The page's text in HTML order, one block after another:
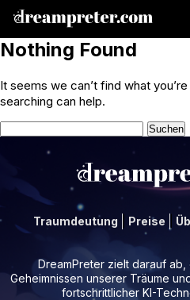
Nothing Found
It seems we can’t find what
searching can help.
Suchen
nach:
Traumdeutung Preise
DreamPreter zielt darauf
Geheimnissen unserer Träume
fortschrittlicher KI-